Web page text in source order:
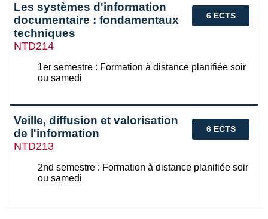
6 ECTS
Les systèmes d'information
documentaire : fondamentaux
techniques
NTD214
1er semestre : Formation à distance planifiée soir
ou samedi
6 ECTS
Veille, diffusion et valorisation
de l'information
NTD213
2nd semestre : Formation à distance planifiée soir
ou samedi